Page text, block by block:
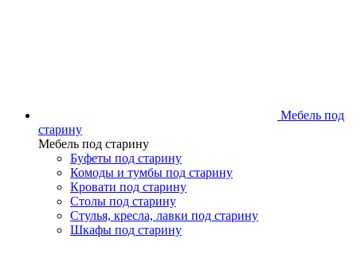
Мебель под
старину
Мебель под старину
Буфеты под старину
Комоды и тумбы под старину
Кровати под старину
Столы под старину
Стулья, кресла, лавки под старину
Шкафы под старину